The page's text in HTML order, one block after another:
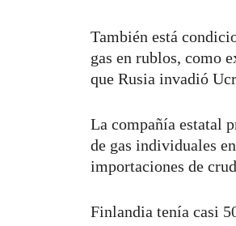
También está
gas en rublos, como
que Rusia invadió
La compañía estatal
de gas individuales
importaciones de
Finlandia tenía casi